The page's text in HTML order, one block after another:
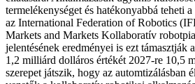
termelékenységet és hatékonyabbá teheti
az International Federation of Robotics
Markets and Markets Kollaboratív
jelentésének eredményei is ezt
1,2 milliárd dolláros értékét 2027-re 10,5
szerepet játszik, hogy az automtizálásban